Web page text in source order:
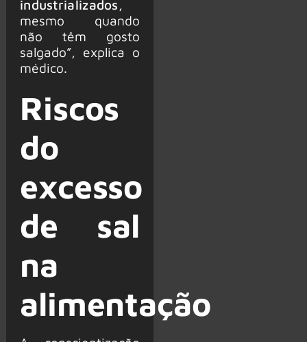
industrializados,
mesmo quando
não têm gosto
salgado”, explica o
médico.
Riscos
do
excesso
de sal
na
alimentação